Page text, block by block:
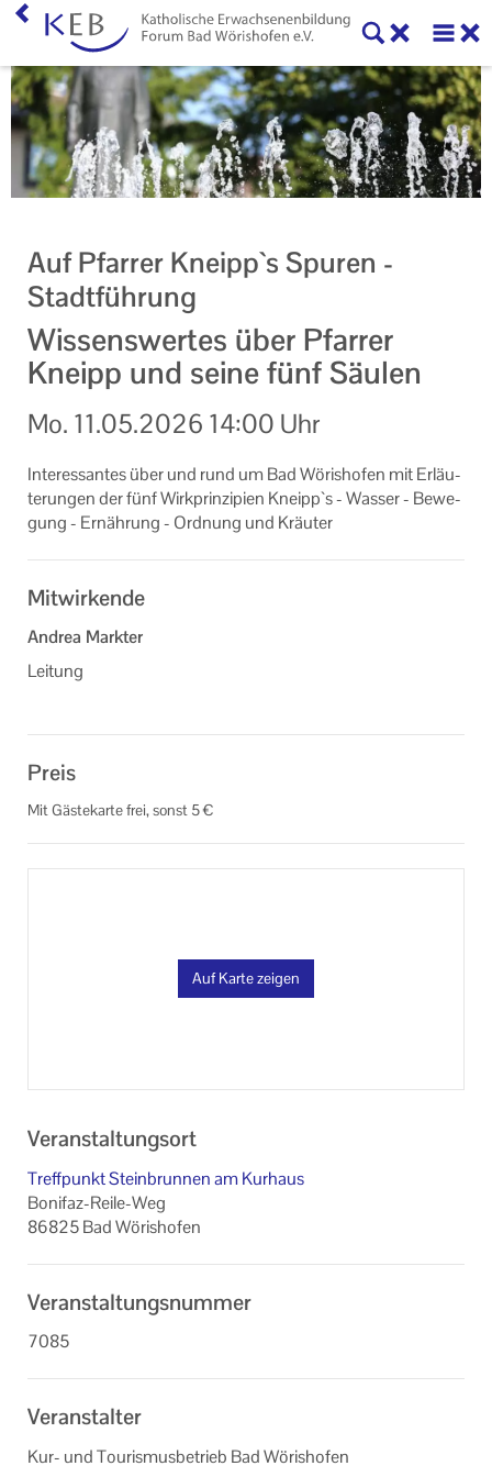
Auf Pfarrer Kneipp`s Spuren -
Stadtführung
Wissenswertes über Pfarrer
Kneipp und seine fünf Säulen
Mo. 11.05.2026 14:00 Uhr
In­ter­es­san­tes über und rund um Bad Wö­ris­ho­fen mit Er­läu­
te­run­gen der fünf Wirk­prin­zi­pi­en Kneipp`s - Was­ser - Be­we­
gung - Er­näh­rung - Ord­nung und Kräu­ter
Mitwirkende
Andrea Markter
Leitung
Preis
Mit Gästekarte frei, sonst 5 €
Auf Karte zeigen
Veranstaltungsort
Treffpunkt Steinbrunnen am Kurhaus
Bonifaz-Reile-Weg
86825 Bad Wörishofen
Veranstaltungsnummer
7085
Veranstalter
Kur- und Tourismusbetrieb Bad Wörishofen
Home
KEB Forum Bad Wörishofen
Forum Bad Wörishofen
Vorstand und Beirat
Veranstaltungen
Veranstaltung KEB Forum Bad Wörishofen
Unsere Veranstaltungsorte
Veranstaltungen im Bistum Augsburg
Online Veranstaltungen
Links
Machen Sie mit!